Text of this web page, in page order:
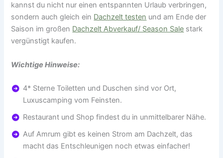
kannst du nicht nur einen entspannten Urlaub verbringen,
sondern auch gleich ein Dachzelt testen und am Ende der
Saison im großen Dachzelt Abverkauf/ Season Sale stark
vergünstigt kaufen.
Wichtige Hinweise:
4* Sterne Toiletten und Duschen sind vor Ort,
Luxuscamping vom Feinsten.
Restaurant und Shop findest du in unmittelbarer Nähe.
Auf Amrum gibt es keinen Strom am Dachzelt, das
macht das Entschleunigen noch etwas einfacher!